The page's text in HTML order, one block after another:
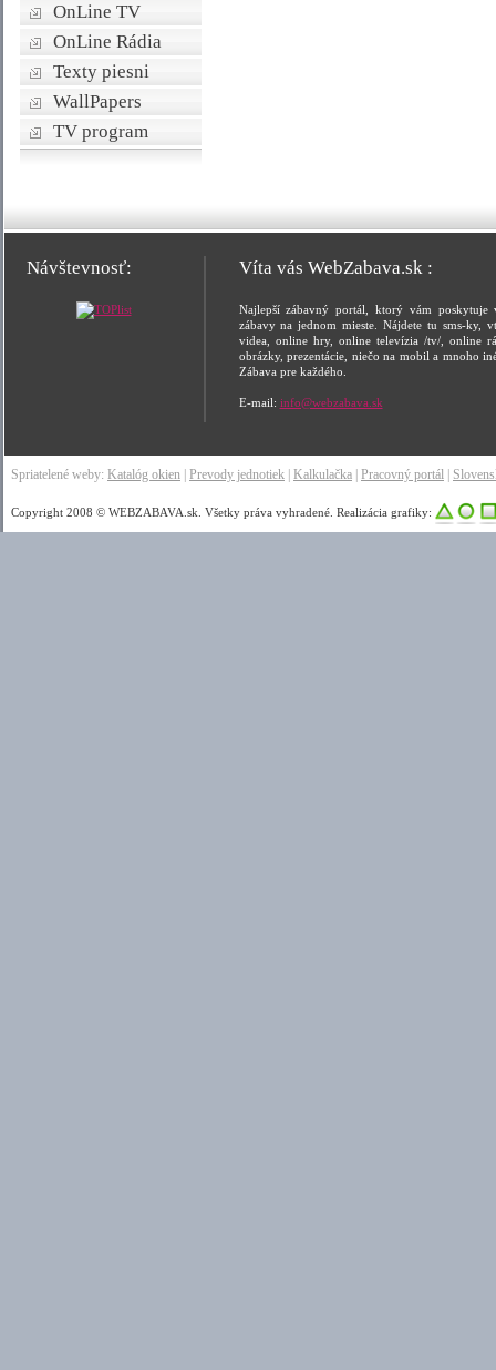
OnLine TV
OnLine Rádia
Texty piesni
WallPapers
TV program
Návštevnosť: Víta vás WebZabava.sk :
Najlepší zábavný portál, ktorý vám poskytuje
zábavy na jednom mieste. Nájdete tu sms-ky,
videa, online hry, online televízia /tv/, online
obrázky, prezentácie, niečo na mobil a mnoho
Zábava pre každého.
E-mail: info@webzabava.sk
Spriatelené weby: Katalóg okien Prevody jednotiek Kalkulačka Pracovný portál
Copyright 2008 © WEBZABAVA.sk. Všetky práva vyhradené. Realizácia grafiky: